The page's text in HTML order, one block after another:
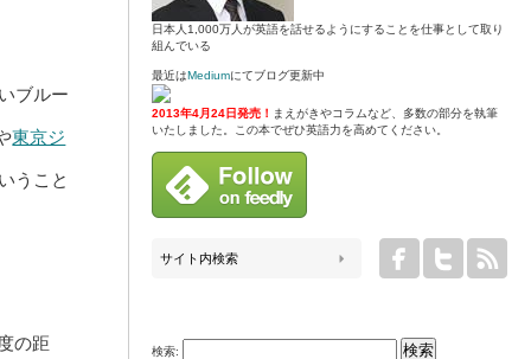
ブルー
東京ジ
うこと
の距
日本人1,000万人が英語を話せるようにすることを仕事として取り
組んでいる
最近はMediumにてブログ更新中
2013年4月24日発売！ まえがきやコラムなど、多数の部分を執筆
いたしました。この本でぜひ英語力を高めてください。
検索: